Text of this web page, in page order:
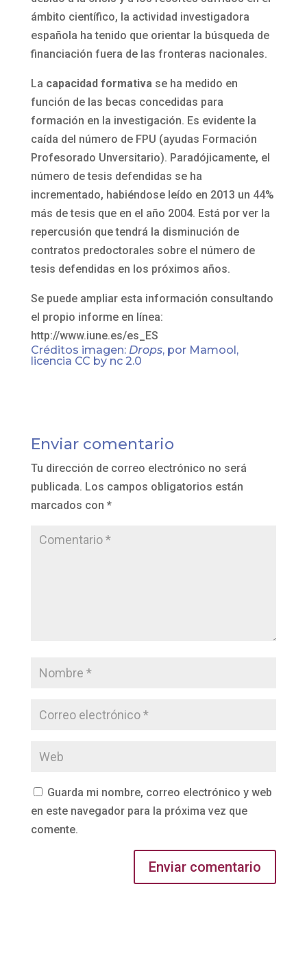
ámbito científico, la actividad investigadora
española ha tenido que orientar la búsqueda de
financiación fuera de las fronteras nacionales.
La capacidad formativase ha medido en
función de las becas concedidas para
formación en la investigación. Es evidente la
caída del número de FPU (ayudas Formación
Profesorado Unversitario). Paradójicamente, el
número de tesis defendidas se ha
incrementado, habiéndose leído en 2013 un 44%
más de tesis que en el año 2004. Está por ver la
repercusión que tendrá la disminución de
contratos predoctorales sobre el número de
tesis defendidas en los próximos años.
Se puede ampliar esta información consultando
el propio informe en línea:
http://www.iune.es/es_ES
Créditos imagen: Drops, por Mamool,
licencia CC by nc 2.0
Enviar comentario
Tu dirección de correo electrónico no será
publicada. Los campos obligatorios están
marcados con *
Guarda mi nombre, correo electrónico y web
en este navegador para la próxima vez que
comente.